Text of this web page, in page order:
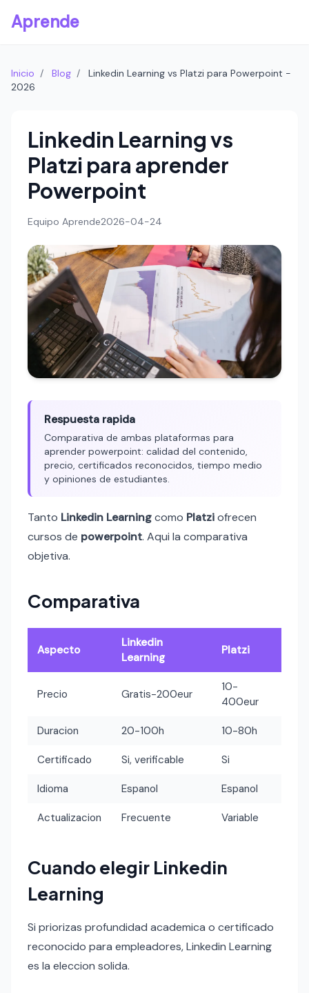
Aprende
Inicio / Blog /
Linkedin Learning vs Platzi para Powerpoint -
2026
Linkedin Learning vs
Platzi para aprender
Powerpoint
Equipo Aprende2026-04-24
Respuesta rapida
Comparativa de ambas plataformas para
aprender powerpoint: calidad del contenido,
precio, certificados reconocidos, tiempo medio
y opiniones de estudiantes.
Tanto Linkedin Learningcomo Platziofrecen
cursos de powerpoint. Aqui la comparativa
objetiva.
Comparativa
Aspecto
Linkedin
Learning
Platzi
Precio Gratis-200eur
10-
400eur
Duracion 20-100h 10-80h
Certificado Si, verificable Si
Idioma Espanol Espanol
Actualizacion Frecuente Variable
Cuando elegir Linkedin
Learning
Si priorizas profundidad academica o certificado
reconocido para empleadores, Linkedin Learning
es la eleccion solida.